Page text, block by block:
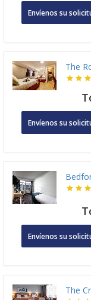
Envíenos su
The
Envíenos su
Envíenos su
The